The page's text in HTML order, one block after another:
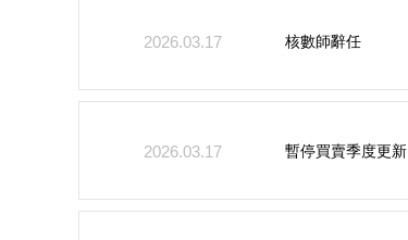
2026.03.17 核數師辭任
2026.03.17 暫停買賣季度更新